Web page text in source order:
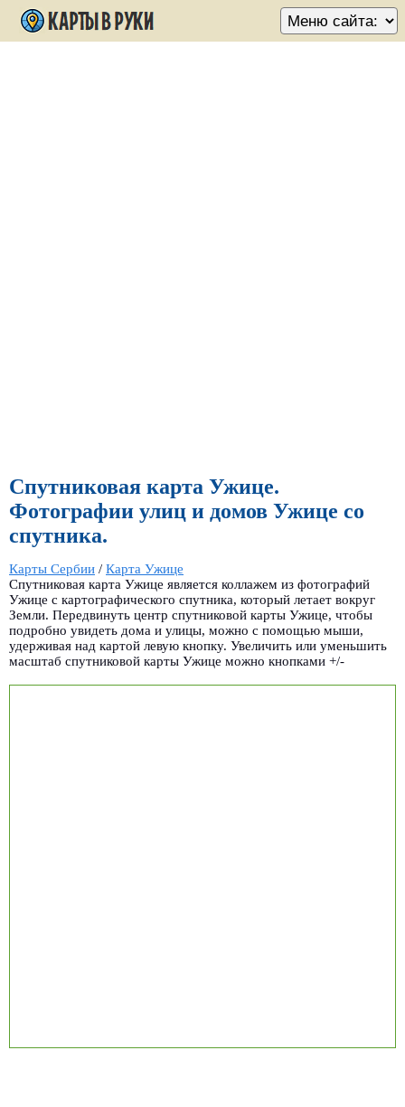
Спутниковая карта Ужице.
Фотографии улиц и домов Ужице со
спутника.
Карты Сербии / Карта Ужице
Спутниковая карта Ужице является коллажем из фотографий
Ужице с картографического спутника, который летает вокруг
Земли. Передвинуть центр спутниковой карты Ужице, чтобы
подробно увидеть дома и улицы, можно с помощью мыши,
удерживая над картой левую кнопку. Увеличить или уменьшить
масштаб спутниковой карты Ужице можно кнопками +/-